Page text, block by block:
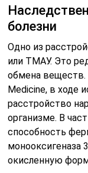
болезни
Одно из
или ТМАУ. Это
обмена веществ.
Medicine, в ходе
расстройство
организме. В
способность
монооксигеназа
окисленную